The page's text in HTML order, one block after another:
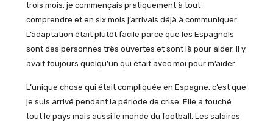
trois mois, je commençais pratiquement à tout
comprendre et en six mois j’arrivais déjà à communiquer.
L’adaptation était plutôt facile parce que les Espagnols
sont des personnes très ouvertes et sont là pour aider. Il y
avait toujours quelqu’un qui était avec moi pour m’aider.
L’unique chose qui était compliquée en Espagne, c’est que
je suis arrivé pendant la période de crise. Elle a touché
tout le pays mais aussi le monde du football. Les salaires